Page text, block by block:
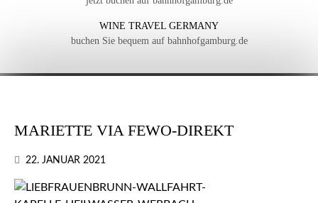
WINE TRAVEL GERMANY
buchen Sie bequem auf bahnhofgamburg.de
MARIETTE VIA FEWO-DIREKT
22. JANUAR 2021